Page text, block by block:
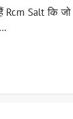
Salt कि जो